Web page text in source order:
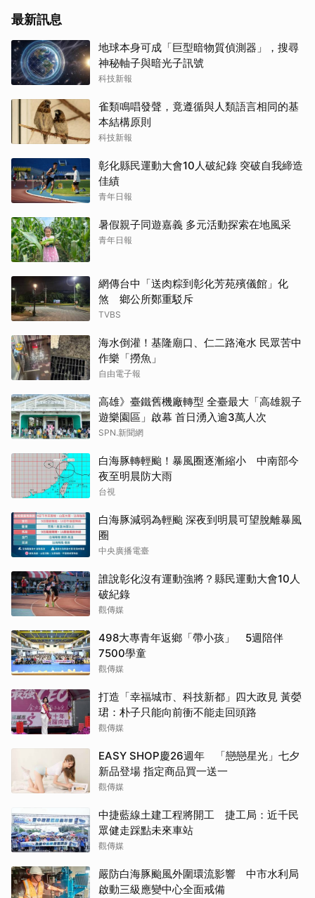
最新訊息
地球本身可成「巨型暗物質偵測器」，搜尋
神秘軸子與暗光子訊號
科技新報
雀類鳴唱發聲，竟遵循與人類語言相同的基
本結構原則
科技新報
彰化縣民運動大會10人破紀錄 突破自我締造
佳績
青年日報
暑假親子同遊嘉義 多元活動探索在地風采
青年日報
網傳台中「送肉粽到彰化芳苑殯儀館」化
煞 鄉公所鄭重駁斥
TVBS
海水倒灌！基隆廟口、仁二路淹水 民眾苦中
作樂「撈魚」
自由電子報
高雄》臺鐵舊機廠轉型 全臺最大「高雄親子
遊樂園區」啟幕 首日湧入逾3萬人次
SPN.新聞網
白海豚轉輕颱！暴風圈逐漸縮小 中南部今
夜至明晨防大雨
台視
白海豚減弱為輕颱 深夜到明晨可望脫離暴風
圈
中央廣播電臺
誰說彰化沒有運動強將？縣民運動大會10人
破紀錄
觀傳媒
498大專青年返鄉「帶小孩」 5週陪伴
7500學童
觀傳媒
打造「幸福城市、科技新都」四大政見 黃嫈
珺：朴子只能向前衝不能走回頭路
觀傳媒
EASY SHOP慶26週年 「戀戀星光」七夕
新品登場 指定商品買一送一
觀傳媒
中捷藍線土建工程將開工 捷工局：近千民
眾健走踩點未來車站
觀傳媒
嚴防白海豚颱風外圍環流影響 中市水利局
啟動三級應變中心全面戒備